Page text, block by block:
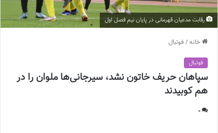
رقابت مدعیان قهرمانی در پایان نیم فصل اول
خانه/ فوتبال
فوتبال
سپاهان حریف خاتون نشد، سیرجانی‌ها ملوان را در
هم کوبیدند
0